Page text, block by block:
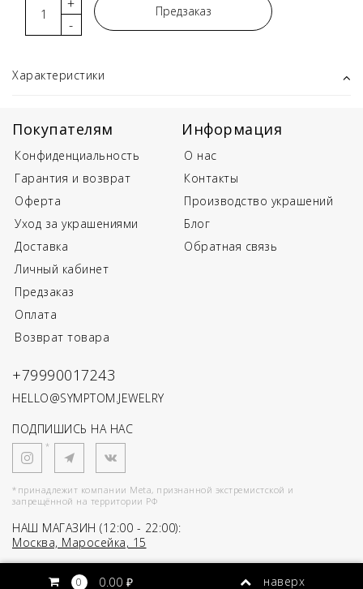
-
Предзаказ
Характеристики
Покупателям
Конфиденциальность
Гарантия и возврат
Оферта
Уход за украшениями
Доставка
Личный кабинет
Предзаказ
Оплата
Возврат товара
Информация
О нас
Контакты
Производство украшений
Блог
Обратная связь
+79990017243
HELLO@SYMPTOM.JEWELRY
ПОДПИШИСЬ НА НАС
*
*принадлежит компании Meta, признанной экстремистской и
запрещённой на территории РФ
НАШ МАГАЗИН (12:00 - 22:00):
Москва, Маросейка, 15
0 0.00 ₽ наверх